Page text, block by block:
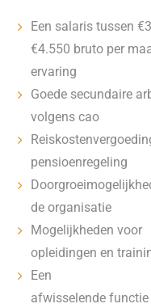
Een salaris tussen
€4.550 bruto per
ervaring
Goede secundaire
volgens cao
pensioenregeling
de organisatie
Mogelijkheden voor
opleidingen en
Een
afwisselende functie